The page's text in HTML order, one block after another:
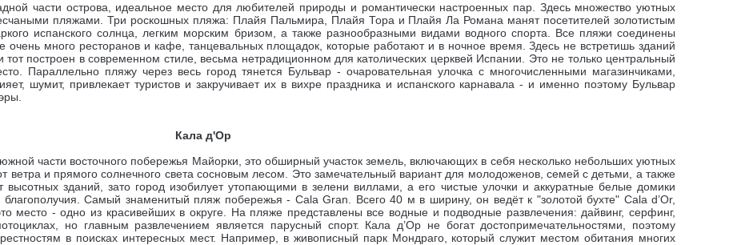
части острова, идеальное место для любителей природы и романтически настроенных пар. Здесь множество уютных
пляжами. Три роскошных пляжа: Плайя Пальмира, Плайя Тора и Плайя Ла Романа манят посетителей золотистым
испанского солнца, легким морским бризом, а также разнообразными видами водного спорта. Все пляжи соединены
очень много ресторанов и кафе, танцевальных площадок, которые работают и в ночное время. Здесь не встретишь зданий
построен в современном стиле, весьма нетрадиционном для католических церквей Испании. Это не только центральный
Параллельно пляжу через весь город тянется Бульвар - очаровательная улочка с многочисленными магазинчиками,
шумит, привлекает туристов и закручивает их в вихре праздника и испанского карнавала - и именно поэтому Бульвар
Кала д'Ор
части восточного побережья Майорки, это обширный участок земель, включающих в себя несколько небольших уютных
и прямого солнечного света сосновым лесом. Это замечательный вариант для молодоженов, семей с детьми, а также
высотных зданий, зато город изобилует утопающими в зелени виллами, а его чистые улочки и аккуратные белые домики
Самый знаменитый пляж побережья - Cala Gran. Всего 40 м в ширину, он ведёт к "золотой бухте" Cala d’Or,
место - одно из красивейших в округе. На пляже представлены все водные и подводные развлечения: дайвинг, серфинг,
но главным развлечением является парусный спорт. Кала д’Ор не богат достопримечательностями, поэтому
в поисках интересных мест. Например, в живописный парк Мондраго, который служит местом обитания многих